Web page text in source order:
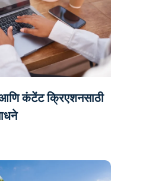
आणि कंटेंट क्रिएशनसाठी